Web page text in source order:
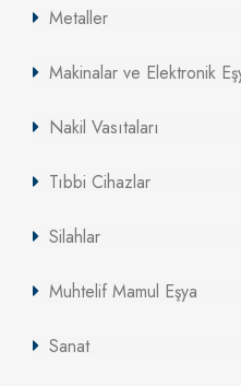
Metaller
Makinalar ve Elektronik
Nakil Vasıtaları
Tıbbi Cihazlar
Silahlar
Muhtelif Mamul Eşya
Sanat